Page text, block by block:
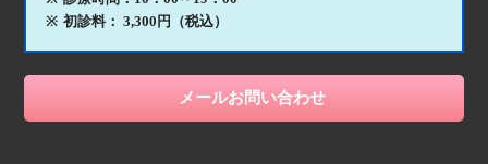
初診料： 3,300円（税込）
メールお問い合わせ